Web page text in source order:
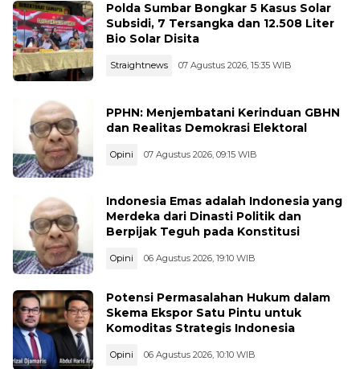
Polda Sumbar Bongkar 5 Kasus Solar
Subsidi, 7 Tersangka dan 12.508 Liter
Bio Solar Disita
Straightnews 07 Agustus 2026, 15:35 WIB
PPHN: Menjembatani Kerinduan GBHN
dan Realitas Demokrasi Elektoral
Opini 07 Agustus 2026, 09:15 WIB
Indonesia Emas adalah Indonesia yang
Merdeka dari Dinasti Politik dan
Berpijak Teguh pada Konstitusi
Opini 06 Agustus 2026, 19:10 WIB
Potensi Permasalahan Hukum dalam
Skema Ekspor Satu Pintu untuk
Komoditas Strategis Indonesia
Opini 06 Agustus 2026, 10:10 WIB